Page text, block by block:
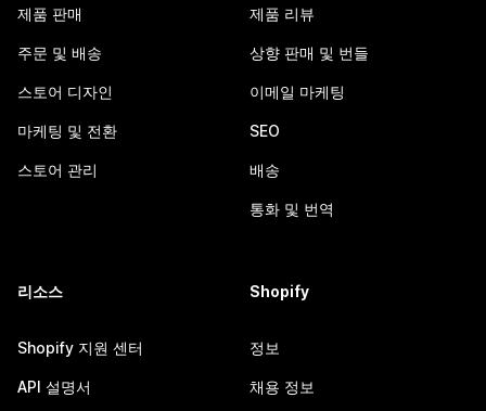
제품 판매
주문 및 배송
스토어 디자인
마케팅 및 전환
스토어 관리
제품 리뷰
상향 판매 및 번들
이메일 마케팅
SEO
배송
통화 및 번역
리소스
Shopify 지원 센터
API 설명서
Shopify
정보
채용 정보